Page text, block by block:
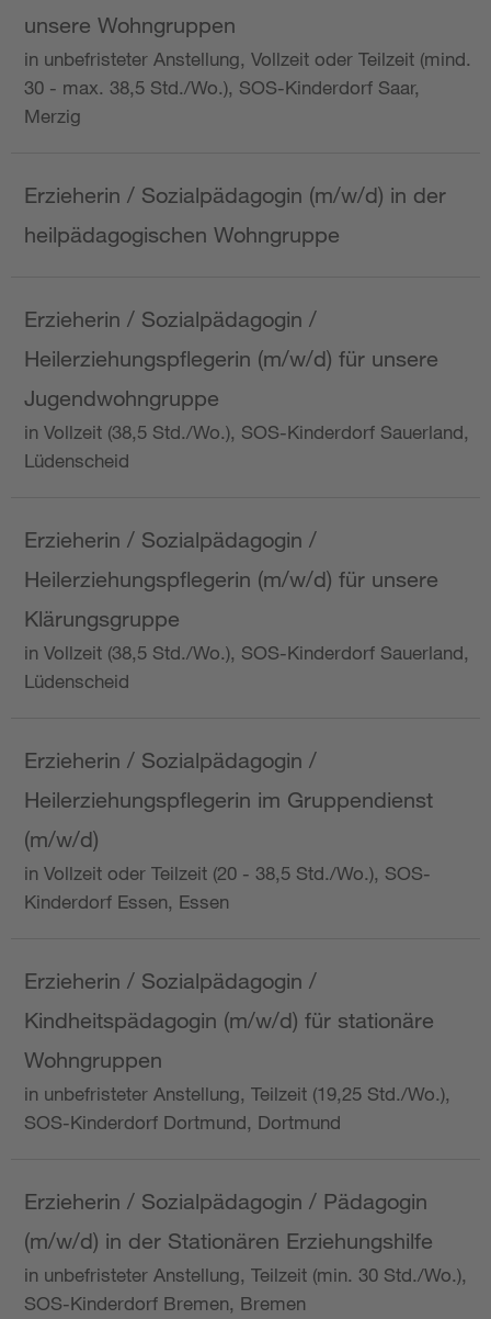
unsere Wohngruppen
in unbefristeter Anstellung, Vollzeit oder Teilzeit (mind.
30 - max. 38,5 Std./Wo.), SOS-Kinderdorf Saar,
Merzig
Erzieherin / Sozialpädagogin (m/w/d) in der
heilpädagogischen Wohngruppe
Erzieherin / Sozialpädagogin /
Heilerziehungspflegerin (m/w/d) für unsere
Jugendwohngruppe
in Vollzeit (38,5 Std./Wo.), SOS-Kinderdorf Sauerland,
Lüdenscheid
Erzieherin / Sozialpädagogin /
Heilerziehungspflegerin (m/w/d) für unsere
Klärungsgruppe
in Vollzeit (38,5 Std./Wo.), SOS-Kinderdorf Sauerland,
Lüdenscheid
Erzieherin / Sozialpädagogin /
Heilerziehungspflegerin im Gruppendienst
(m/w/d)
in Vollzeit oder Teilzeit (20 - 38,5 Std./Wo.), SOS-
Kinderdorf Essen, Essen
Erzieherin / Sozialpädagogin /
Kindheitspädagogin (m/w/d) für stationäre
Wohngruppen
in unbefristeter Anstellung, Teilzeit (19,25 Std./Wo.),
SOS-Kinderdorf Dortmund, Dortmund
Erzieherin / Sozialpädagogin / Pädagogin
(m/w/d) in der Stationären Erziehungshilfe
in unbefristeter Anstellung, Teilzeit (min. 30 Std./Wo.),
SOS-Kinderdorf Bremen, Bremen